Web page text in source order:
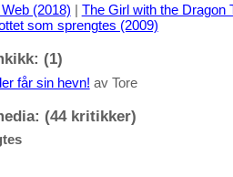
(2018) | The Girl with the Dragon
som sprengtes (2009)
(1)
får sin hevn! av Tore
(44 kritikker)